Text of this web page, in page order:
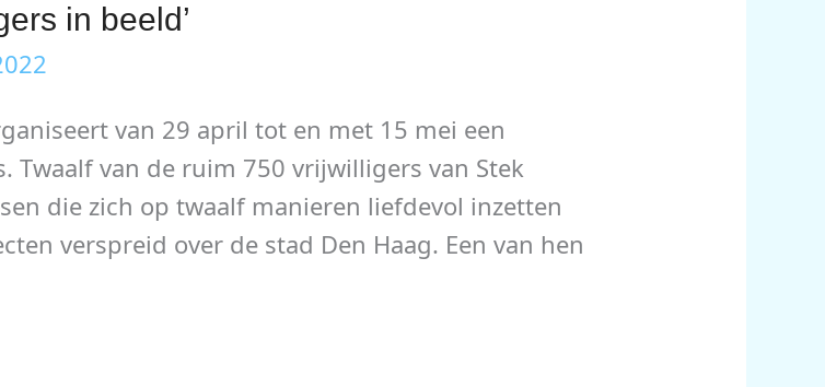
in beeld’
van 29 april tot en met 15 mei een
van de ruim 750 vrijwilligers van Stek
die zich op twaalf manieren liefdevol inzetten
verspreid over de stad Den Haag. Een van hen